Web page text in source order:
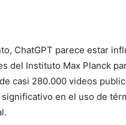
ChatGPT parece estar
del Instituto Max Planck
casi 280.000 videos
en el uso de